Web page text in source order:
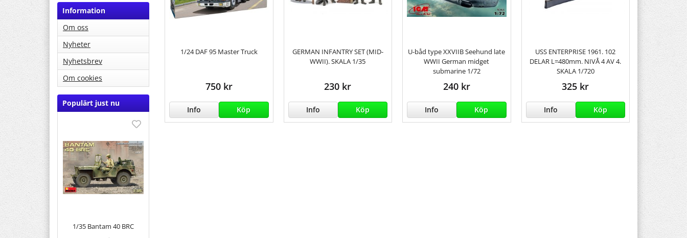
Information
Om oss
Nyheter
Nyhetsbrev
Om cookies
Populärt just nu
1/35 Bantam 40 BRC
1/24 DAF 95 Master Truck
750 kr
Info Köp
GERMAN INFANTRY SET (MID-
WWII). SKALA 1/35
230 kr
Info Köp
U-båd type XXVIIB Seehund late
WWII German midget
submarine 1/72
240 kr
Info Köp
USS ENTERPRISE 1961. 102
DELAR L=480mm. NIVÅ 4 AV 4.
SKALA 1/720
325 kr
Info Köp